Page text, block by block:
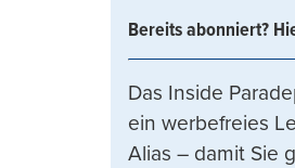
Bereits abonniert?
Das Inside
ein werbefreies
Alias – damit Sie